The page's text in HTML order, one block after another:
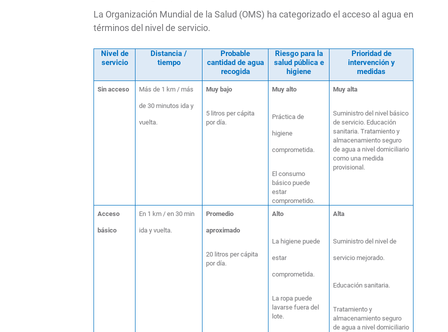
La Organización Mundial de la Salud (OMS) ha categorizado el acceso al agua en
términos del nivel de servicio.
Nivel de
servicio
Distancia /
tiempo
Probable
cantidad de agua
recogida
Riesgo para la
salud pública e
higiene
Prioridad de
intervención y
medidas
Sin acceso Más de 1 km / más
de 30 minutos ida y
vuelta.
Muy bajo
5 litros per cápita
por día.
Muy alto
Práctica de
higiene
comprometida.
El consumo
básico puede
estar
comprometido.
Muy alta
Suministro del nivel básico
de servicio. Educación
sanitaria. Tratamiento y
almacenamiento seguro
de agua a nivel domiciliario
como una medida
provisional.
Acceso
básico
En 1 km / en 30 min
ida y vuelta.
Promedio
aproximado
20 litros per cápita
por día.
Alto
La higiene puede
estar
comprometida.
La ropa puede
lavarse fuera del
lote.
Alta
Suministro del nivel de
servicio mejorado.
Educación sanitaria.
Tratamiento y
almacenamiento seguro
de agua a nivel domiciliario